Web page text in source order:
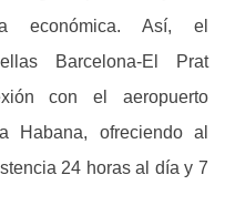
económica. Así, el
Barcelona-El Prat
con el aeropuerto
Habana, ofreciendo al
24 horas al día y 7